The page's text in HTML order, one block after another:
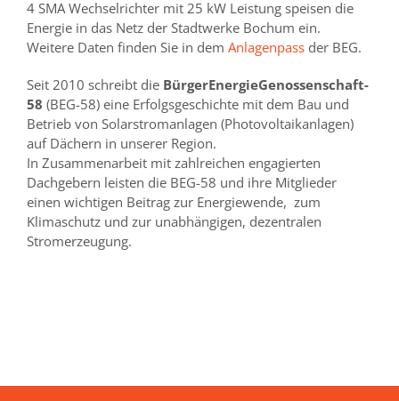
4 SMA Wechselrichter mit 25 kW Leistung speisen die
Energie in das Netz der Stadtwerke Bochum ein.
Weitere Daten finden Sie in dem Anlagenpass der BEG.
Seit 2010 schreibt die BürgerEnergieGenossenschaft-
58 (BEG-58) eine Erfolgsgeschichte mit dem Bau und
Betrieb von Solarstromanlagen (Photovoltaikanlagen)
auf Dächern in unserer Region.
In Zusammenarbeit mit zahlreichen engagierten
Dachgebern leisten die BEG-58 und ihre Mitglieder
einen wichtigen Beitrag zur Energiewende, zum
Klimaschutz und zur unabhängigen, dezentralen
Stromerzeugung.